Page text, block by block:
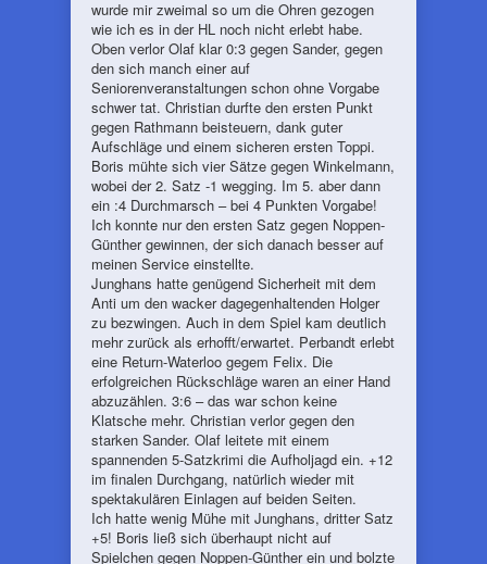
wurde mir zweimal so um die Ohren gezogen
wie ich es in der HL noch nicht erlebt habe.
Oben verlor Olaf klar 0:3 gegen Sander, gegen
den sich manch einer auf
Seniorenveranstaltungen schon ohne Vorgabe
schwer tat. Christian durfte den ersten Punkt
gegen Rathmann beisteuern, dank guter
Aufschläge und einem sicheren ersten Toppi.
Boris mühte sich vier Sätze gegen Winkelmann,
wobei der 2. Satz -1 wegging. Im 5. aber dann
ein :4 Durchmarsch – bei 4 Punkten Vorgabe!
Ich konnte nur den ersten Satz gegen Noppen-
Günther gewinnen, der sich danach besser auf
meinen Service einstellte.
Junghans hatte genügend Sicherheit mit dem
Anti um den wacker dagegenhaltenden Holger
zu bezwingen. Auch in dem Spiel kam deutlich
mehr zurück als erhofft/erwartet. Perbandt erlebt
eine Return-Waterloo gegem Felix. Die
erfolgreichen Rückschläge waren an einer Hand
abzuzählen. 3:6 – das war schon keine
Klatsche mehr. Christian verlor gegen den
starken Sander. Olaf leitete mit einem
spannenden 5-Satzkrimi die Aufholjagd ein. +12
im finalen Durchgang, natürlich wieder mit
spektakulären Einlagen auf beiden Seiten.
Ich hatte wenig Mühe mit Junghans, dritter Satz
+5! Boris ließ sich überhaupt nicht auf
Spielchen gegen Noppen-Günther ein und bolzte